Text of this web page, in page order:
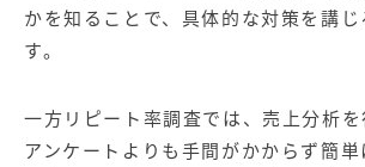
かを知ることで、具体的な対策を講
す。
一方リピート率調査では、売上分析
アンケートよりも手間がかからず簡